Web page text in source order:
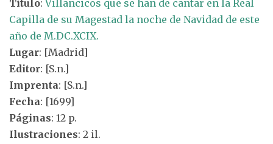
Título:Villancicos que se han de cantar en la Real
Capilla de su Magestad la noche de Navidad de este
año de M.DC.XCIX.
Lugar: [Madrid]
Editor: [S.n.]
Imprenta: [S.n.]
Fecha: [1699]
Páginas: 12 p.
Ilustraciones: 2 il.